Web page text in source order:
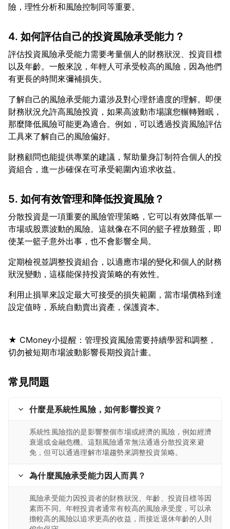
4. 如何評估自己的投資風險承受能力？
評估投資風險承受能力需要考量個人的財務狀況、投資目標
以及年齡。一般來說，年輕人可承受較高的風險，因為他們
了解自己的風險承受能力還涉及對心理舒適度的理解。即便
財務狀況允許高風險投資，如果高波動市場讓您輾轉難眠，
那麼降低風險可能更為適合。例如，可以透過投資風險評估
財務顧問也能提供專業的建議，幫助量身訂制符合個人的投
5. 如何有效管理和降低投資風險？
分散投資是一項重要的風險管理策略，它可以有效降低單一
市場或股票波動的風險。這就像在不同的籃子裡放雞蛋，即
定期檢視並調整投資組合，以適應市場的變化和個人的財務
利用止損單來設定最大可接受的損失範圍，當市場價格到達
★ CMoney小提醒：管理投資風險需要持續學習和調整，
常見問題
什麼是系統性風險，如何影響投資？
系統性風險指的是影響整個市場或經濟的風險，例如經濟
衰退或金融危機。這類風險通常無法通過分散投資來避
免，但可以通過理解市場趨勢來調整投資策略。
為什麼風險承受能力因人而異？
風險承受能力因投資者的財務狀況、年齡、投資目標等因
素而不同。年輕投資者通常有較高的風險承受度，可以承
擔較高的風險以追求更高的收益，而接近退休年齡的人則